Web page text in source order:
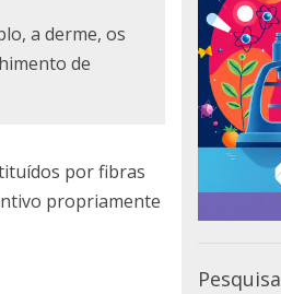
a derme, os
de
por fibras
propriamente
Pesquisa